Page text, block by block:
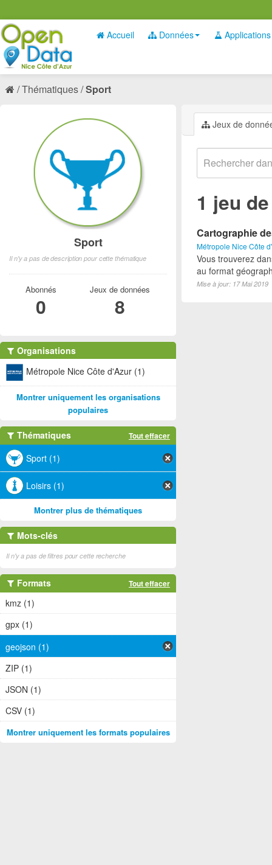
Accueil Données Applications
Thématiques Sport
Jeux de
1 jeu
Cartographie
Métropole Nice Côte
Vous trouverez
au format
Mise à jour: 17 Mai 2019
Sport
Il n'y a pas de description pour cette thématique
Abonnés
0
Jeux de données
8
Organisations
Métropole Nice Côte d'Azur (1)
Montrer uniquement les organisations
populaires
Thématiques Tout effacer
Sport (1)
Loisirs (1)
Montrer plus de thématiques
Mots-clés
Il n'y a pas de filtres pour cette recherche
Formats Tout effacer
kmz (1)
gpx (1)
geojson (1)
ZIP (1)
JSON (1)
CSV (1)
Montrer uniquement les formats populaires